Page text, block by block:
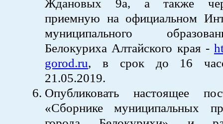
Ждановых 9а, а также
приемную на официальном
муниципального
Белокуриха Алтайского края -
gorod.ru, в срок до 16
21.05.2019.
Опубликовать настоящее
«Сборнике муниципальных